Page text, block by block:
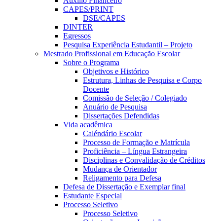
CAPES/PRINT
DSE/CAPES
DINTER
Egressos
Pesquisa Experiência Estudantil – Projeto
Mestrado Profissional em Educação Escolar
Sobre o Programa
Objetivos e Histórico
Estrutura, Linhas de Pesquisa e Corpo
Docente
Comissão de Seleção / Colegiado
Anuário de Pesquisa
Dissertações Defendidas
Vida acadêmica
Caléndário Escolar
Processo de Formação e Matrícula
Proficiência – Língua Estrangeira
Disciplinas e Convalidação de Créditos
Mudança de Orientador
Religamento para Defesa
Defesa de Dissertação e Exemplar final
Estudante Especial
Processo Seletivo
Processo Seletivo